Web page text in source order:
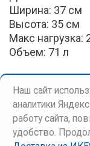
Ширина: 37 см
Высота: 35 см
Макс нагрузка:
Объем: 71 л
Наш сайт
аналитики
работу сайта,
удобство.